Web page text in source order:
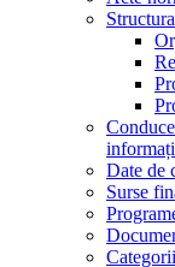
Date de
Surse